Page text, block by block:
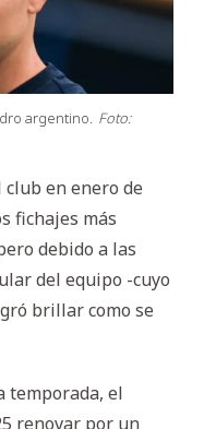
argentino. Foto:
en enero de
fichajes más
debido a las
del equipo -cuyo
brillar como se
temporada, el
renovar por un